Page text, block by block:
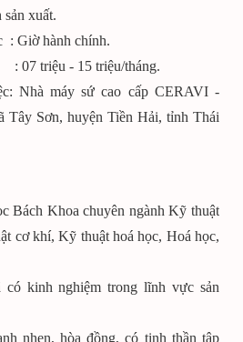
sản xuất.
: Giờ hành chính.
triệu - 15 triệu/tháng.
Nhà máy sứ cao cấp CERAVI -
Tây Sơn, huyện Tiền Hải, tỉnh Thái
Bách Khoa chuyên ngành Kỹ thuật
cơ khí, Kỹ thuật hoá học, Hoá học,
kinh nghiệm trong lĩnh vực sản
nhẹn, hòa đồng, có tinh thần tập